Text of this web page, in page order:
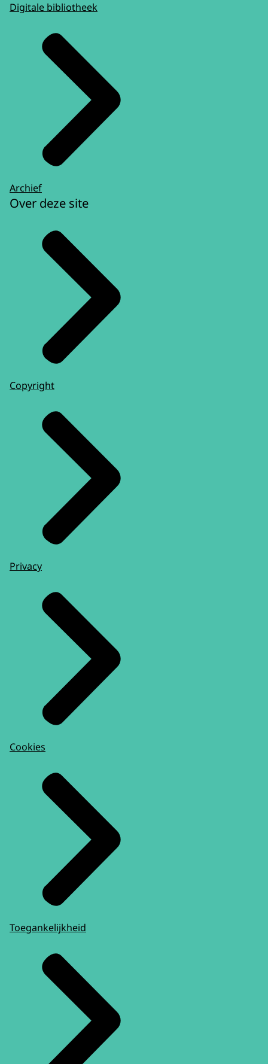
Digitale bibliotheek
Archief
Over deze site
Copyright
Privacy
Cookies
Toegankelijkheid